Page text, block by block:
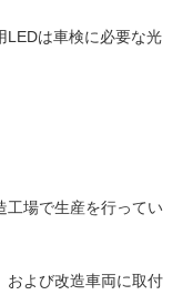
は車検に必要な光
場で生産を行ってい
よび改造車両に取付